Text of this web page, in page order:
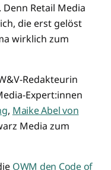
Retail Media
die erst gelöst
wirklich zum
Redakteurin
Expert:innen
, Maike Abel von
Media zum
OWM den Code of